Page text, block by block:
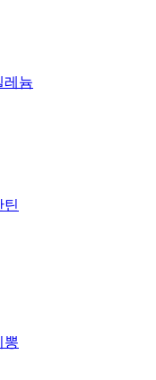
레늄
틴
뽕